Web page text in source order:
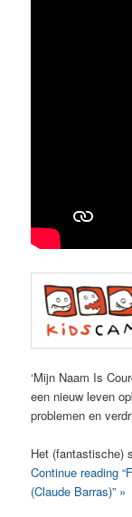
‘Mijn Naam Is
een nieuw leven
problemen en
Het (fantastische)
Continue reading
(Claude Barras)” »